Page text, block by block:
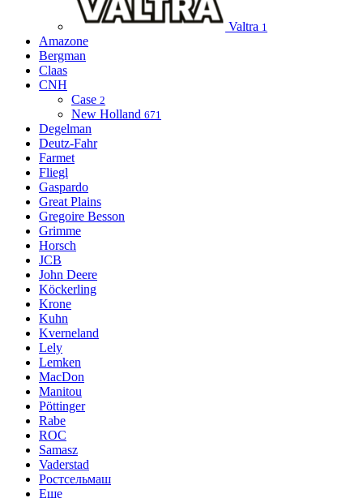
Valtra 1
Amazone
Bergman
Claas
CNH
Case 2
New Holland 671
Degelman
Deutz-Fahr
Farmet
Fliegl
Gaspardo
Great Plains
Gregoire Besson
Grimme
Horsch
JCB
John Deere
Köckerling
Krone
Kuhn
Kverneland
Lely
Lemken
MacDon
Manitou
Pöttinger
Rabe
ROC
Samasz
Vaderstad
Ростсельмаш
Еще